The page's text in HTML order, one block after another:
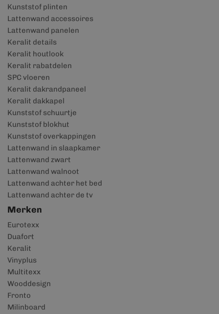
Kunststof plinten
Lattenwand accessoires
Lattenwand panelen
Keralit details
Keralit houtlook
Keralit rabatdelen
SPC vloeren
Keralit dakrandpaneel
Keralit dakkapel
Kunststof schuurtje
Kunststof blokhut
Kunststof overkappingen
Lattenwand in slaapkamer
Lattenwand zwart
Lattenwand walnoot
Lattenwand achter het bed
Lattenwand achter de tv
Merken
Eurotexx
Duafort
Keralit
Vinyplus
Multitexx
Wooddesign
Fronto
Milinboard